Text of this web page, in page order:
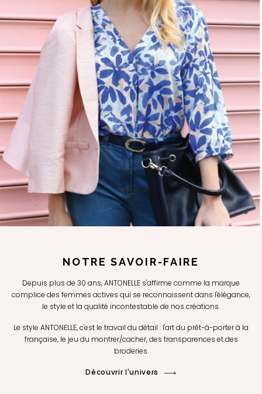
NOTRE SAVOIR-FAIRE
Depuis plus de 30 ans, ANTONELLE s'affirme comme la marque
complice des femmes actives qui se reconnaissent dans l'élégance,
le style et la qualité incontestable de nos créations.
Le style ANTONELLE, c'est le travail du détail : l'art du prêt-à-porter à la
française, le jeu du montrer/cacher, des transparences et des
broderies.
Découvrir l'univers